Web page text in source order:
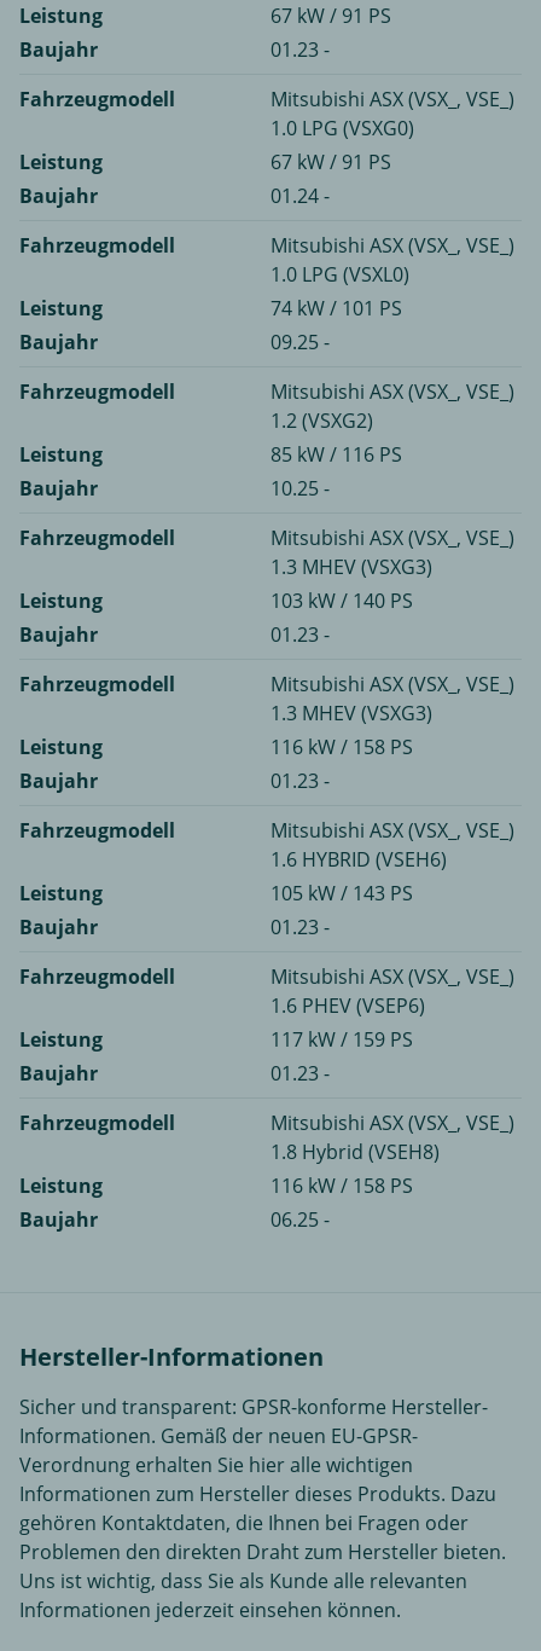
Leistung
67 kW / 91 PS
Baujahr
01.23 -
Fahrzeugmodell
Mitsubishi ASX (VSX_, VSE_)
1.0 LPG (VSXG0)
Leistung
67 kW / 91 PS
Baujahr
01.24 -
Fahrzeugmodell
Mitsubishi ASX (VSX_, VSE_)
1.0 LPG (VSXL0)
Leistung
74 kW / 101 PS
Baujahr
09.25 -
Fahrzeugmodell
Mitsubishi ASX (VSX_, VSE_)
1.2 (VSXG2)
Leistung
85 kW / 116 PS
Baujahr
10.25 -
Fahrzeugmodell
Mitsubishi ASX (VSX_, VSE_)
1.3 MHEV (VSXG3)
Leistung
103 kW / 140 PS
Baujahr
01.23 -
Fahrzeugmodell
Mitsubishi ASX (VSX_, VSE_)
1.3 MHEV (VSXG3)
Leistung
116 kW / 158 PS
Baujahr
01.23 -
Fahrzeugmodell
Mitsubishi ASX (VSX_, VSE_)
1.6 HYBRID (VSEH6)
Leistung
105 kW / 143 PS
Baujahr
01.23 -
Fahrzeugmodell
Mitsubishi ASX (VSX_, VSE_)
1.6 PHEV (VSEP6)
Leistung
117 kW / 159 PS
Baujahr
01.23 -
Fahrzeugmodell
Mitsubishi ASX (VSX_, VSE_)
1.8 Hybrid (VSEH8)
Leistung
116 kW / 158 PS
Baujahr
06.25 -
Hersteller-Informationen
Sicher und transparent: GPSR-konforme Hersteller-
Informationen. Gemäß der neuen EU-GPSR-
Verordnung erhalten Sie hier alle wichtigen
Informationen zum Hersteller dieses Produkts. Dazu
gehören Kontaktdaten, die Ihnen bei Fragen oder
Problemen den direkten Draht zum Hersteller bieten.
Uns ist wichtig, dass Sie als Kunde alle relevanten
Informationen jederzeit einsehen können.